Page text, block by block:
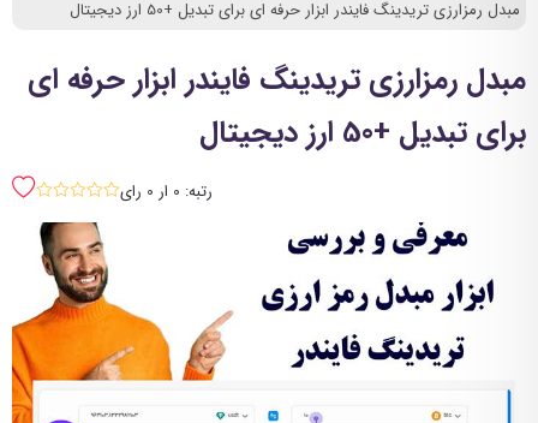
مبدل رمزارزی تریدینگ فایندر ابزار حرفه ای برای تبدیل +50 ارز دیجیتال
مبدل رمزارزی تریدینگ فایندر ابزار حرفه ای
برای تبدیل +50 ارز دیجیتال
رتبه: 0 ار 0 رای sssss